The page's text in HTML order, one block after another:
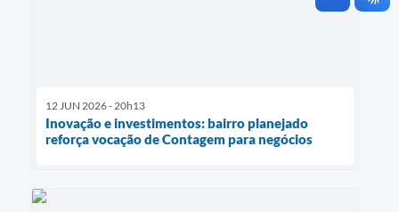
12 JUN 2026 - 20h13
Inovação e investimentos: bairro planejado
reforça vocação de Contagem para negócios